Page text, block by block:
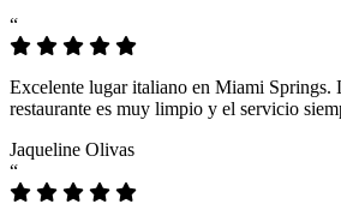
“
Excelente lugar italiano en Miami Springs.
restaurante es muy limpio y el servicio
Jaqueline Olivas
“